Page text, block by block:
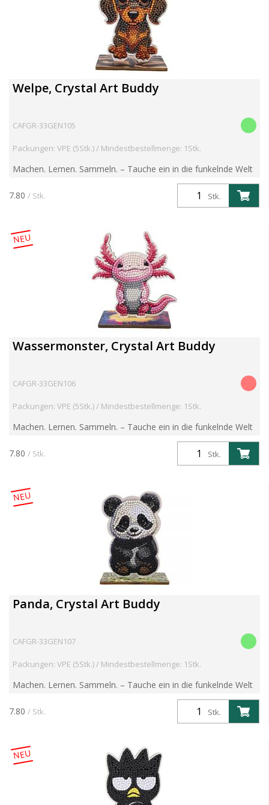
Welpe, Crystal Art Buddy
CAFGR-33GEN105
Packungen: VPE (5Stk.) / Mindestbestellmenge: 1Stk.
Machen. Lernen. Sammeln. – Tauche ein in die funkelnde Welt
der Crystal Art Wildlife Buddies! Entdecke die brandneue
Crystal Art Wildlife Buddies Kollektion – eine faszin...Stk.
7.80 / Stk.
NEU
Wassermonster, Crystal Art Buddy
CAFGR-33GEN106
Packungen: VPE (5Stk.) / Mindestbestellmenge: 1Stk.
Machen. Lernen. Sammeln. – Tauche ein in die funkelnde Welt
der Crystal Art Wildlife Buddies! Entdecke die brandneue
Crystal Art Wildlife Buddies Kollektion – eine faszin...Stk.
7.80 / Stk.
NEU
Panda, Crystal Art Buddy
CAFGR-33GEN107
Packungen: VPE (5Stk.) / Mindestbestellmenge: 1Stk.
Machen. Lernen. Sammeln. – Tauche ein in die funkelnde Welt
der Crystal Art Wildlife Buddies! Entdecke die brandneue
Crystal Art Wildlife Buddies Kollektion – eine faszin...Stk.
7.80 / Stk.
NEU